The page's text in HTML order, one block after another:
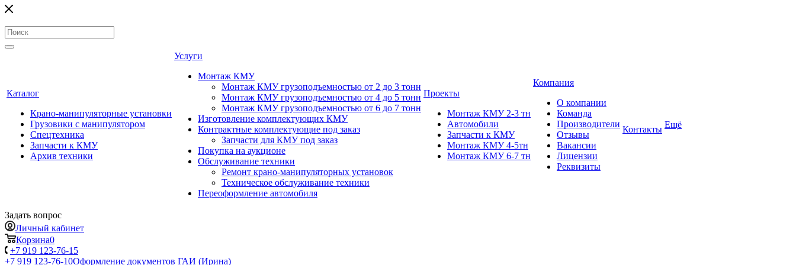
Каталог
Крано-манипуляторные установки
Грузовики с манипулятором
Спецтехника
Запчасти к КМУ
Архив техники
Услуги
Монтаж КМУ
Монтаж КМУ грузоподъемностью от 2 до 3 тонн
Монтаж КМУ грузоподъемностью от 4 до 5 тонн
Монтаж КМУ грузоподъемностью от 6 до 7 тонн
Изготовление комплектующих КМУ
Контрактные комплектующие под заказ
Запчасти для КМУ под заказ
Покупка на аукционе
Обслуживание техники
Ремонт крано-манипуляторных установок
Техническое обслуживание техники
Переоформление автомобиля
Проекты
Монтаж КМУ 2-3 тн
Автомобили
Запчасти к КМУ
Монтаж КМУ 4-5тн
Монтаж КМУ 6-7 тн
Компания
О компании
Команда
Производители
Отзывы
Вакансии
Лицензии
Реквизиты
Контакты Ещё
Задать вопрос
Личный кабинет
Корзина0
+7 919 123-76-15
+7 919 123-76-10Оформление документов ГАИ (Ирина)